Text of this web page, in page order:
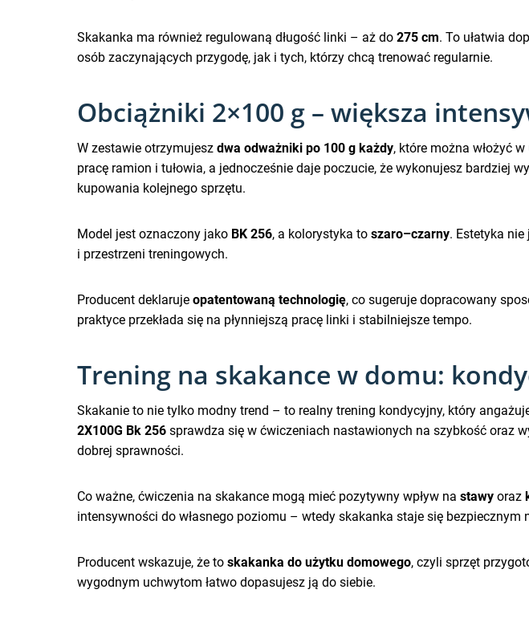
Skakanka ma również regulowaną długość linki – aż do 275 cm. To ułatwia
osób zaczynających przygodę, jak i tych, którzy chcą trenować regularnie.
Obciążniki 2×100 g – większa
W zestawie otrzymujesz dwa odważniki po 100 g każdy, które można włożyć
pracę ramion i tułowia, a jednocześnie daje poczucie, że wykonujesz bardziej
kupowania kolejnego sprzętu.
Model jest oznaczony jako BK 256, a kolorystyka to szaro–czarny. Estetyka
i przestrzeni treningowych.
Producent deklaruje opatentowaną technologię, co sugeruje dopracowany
praktyce przekłada się na płynniejszą pracę linki i stabilniejsze tempo.
Trening na skakance w domu:
Skakanie to nie tylko modny trend – to realny trening kondycyjny, który
2X100G Bk 256 sprawdza się w ćwiczeniach nastawionych na szybkość oraz
dobrej sprawności.
Co ważne, ćwiczenia na skakance mogą mieć pozytywny wpływ na stawy oraz
intensywności do własnego poziomu – wtedy skakanka staje się bezpiecznym
Producent wskazuje, że to skakanka do użytku domowego, czyli sprzęt
wygodnym uchwytom łatwo dopasujesz ją do siebie.